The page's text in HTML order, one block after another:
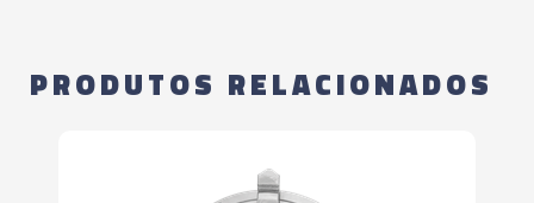
PRODUTOS RELACIONADOS